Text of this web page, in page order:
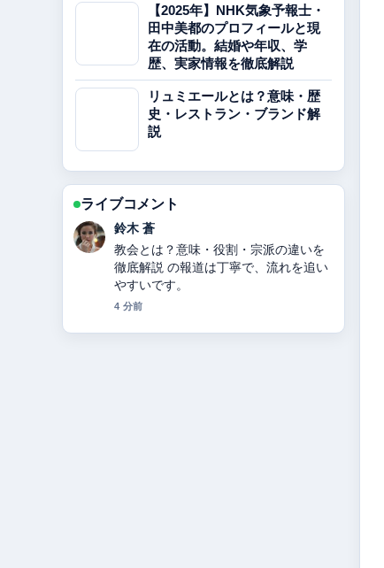
【2025年】NHK気象予報士・
田中美都のプロフィールと現
在の活動。結婚や年収、学
歴、実家情報を徹底解説
リュミエールとは？意味・歴
史・レストラン・ブランド解
説
ライブコメント
渡辺 結衣
カノックスターとは？活動休止・炎
上・年収・整形疑惑まとめ 周辺の検証
がしっかりしていて安心感がありま
す。